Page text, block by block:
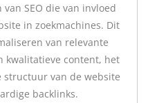
SEO die van invloed
in zoekmachines. Dit
van relevante
kwalitatieve content, het
structuur van de website
backlinks.